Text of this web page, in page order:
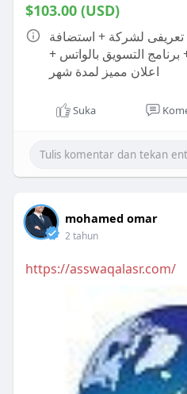
$103.00 (USD)
لشركة + استضافة
+ برنامج التسويق بالواتس +
اعلان مميز لمدة شهر
Suka
mohamed omar
2 tahun
https://asswaqalasr.com/